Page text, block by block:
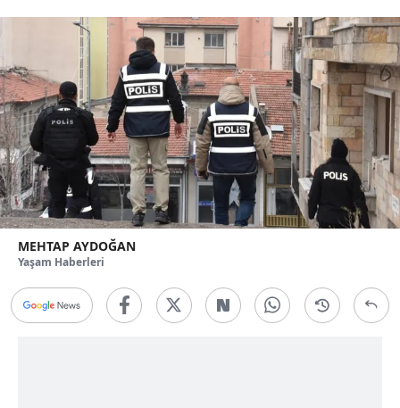
MEHTAP AYDOĞAN
Yaşam Haberleri